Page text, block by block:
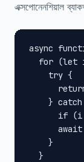
এক্সপোনেনশিয়াল
async
for (let
    try {
}
if
    }
  }